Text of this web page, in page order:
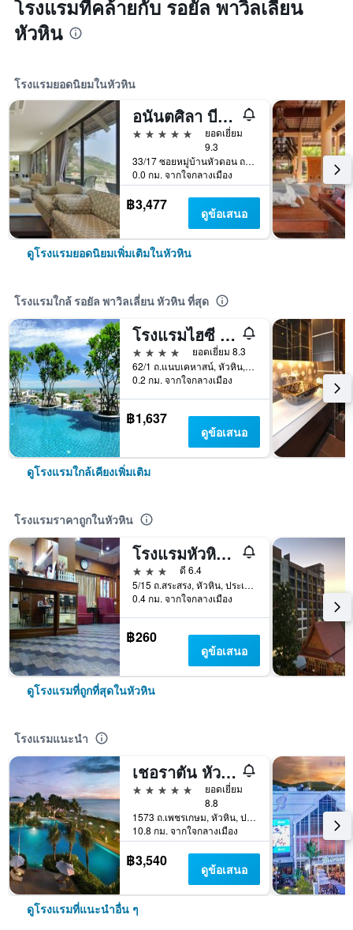
โรงแรมที่คล้ายกับ รอยัล พาวิลเลี่ยน
หัวหิน
โรงแรมยอดนิยมในหัวหิน
อนันตศิลา บีช รีสอร์ท หัวหิน
5 ดาว
ยอดเยี่ยม
9.3
33/17 ซอยหมู่บ้านหัวดอน ถนนเพชรเกษม, หัวหิน, ประเทศไทย
0.0 กม. จากใจกลางเมือง
฿3,477 ดูข้อเสนอ
ดูโรงแรมยอดนิยมเพิ่มเติมในหัวหิน
โรงแรมใกล้ รอยัล พาวิลเลี่ยน หัวหิน ที่สุด
โรงแรมไฮซี หัวหิน
4 ดาว
ยอดเยี่ยม 8.3
62/1 ถ.แนบเคหาสน์, หัวหิน, ประเทศไทย
0.2 กม. จากใจกลางเมือง
฿1,637
ดูข้อเสนอ
ดูโรงแรมใกล้เคียงเพิ่มเติม
โรงแรมราคาถูกในหัวหิน
โรงแรมหัวหิน ยูโร ซิตี้
3 ดาว
ดี 6.4
5/15 ถ.สระสรง, หัวหิน, ประเทศไทย
0.4 กม. จากใจกลางเมือง
฿260
ดูข้อเสนอ
ดูโรงแรมที่ถูกที่สุดในหัวหิน
โรงแรมแนะนำ
เชอราตัน หัวหิน รีสอร์ทแอนด์สปา
5 ดาว
ยอดเยี่ยม
8.8
1573 ถ.เพชรเกษม, หัวหิน, ประเทศไทย
10.8 กม. จากใจกลางเมือง
฿3,540 ดูข้อเสนอ
ดูโรงแรมที่แนะนำอื่น ๆ